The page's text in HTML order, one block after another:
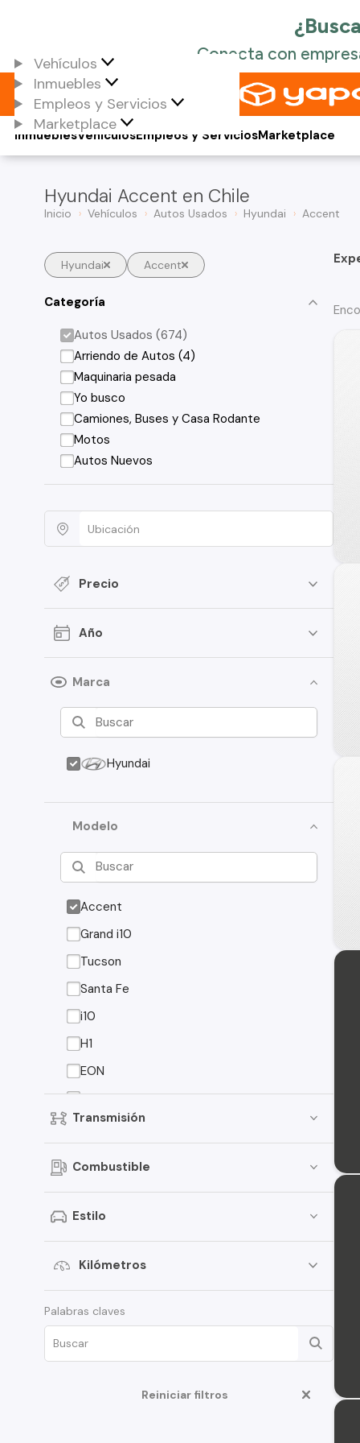
Vehículos
Inmuebles
Empleos y Servicios
Marketplace
Vehículos
Inmuebles Empleos y ServiciosMarketplace
Hyundai Accent en Chile
Inicio Vehículos Autos Usados Hyundai Accent
Hyundai Accent
Categoría
Autos Usados (674)
Arriendo de Autos (4)
Maquinaria pesada
Yo busco
Camiones, Buses y Casa Rodante
Motos
Autos Nuevos
Precio
Año
Marca
Hyundai
Modelo
Accent
Grand i10
Tucson
Santa Fe
i10
H1
EON
Elantra
Creta
Santamo
i20
Venue
Grand i-10 Sedán
HD35
Transmisión
Combustible
Estilo
Kilómetros
Palabras claves
Reiniciar filtros